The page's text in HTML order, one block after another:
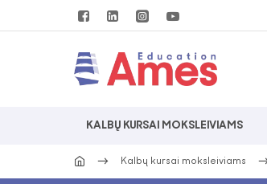
KALBŲ KURSAI MOKSLEIVIAMS
Kalbų kursai moksleiviams